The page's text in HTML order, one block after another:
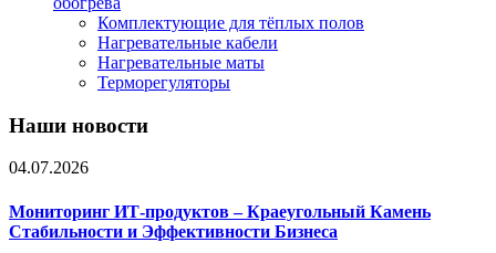
Комплектующие для тёплых полов
Нагревательные кабели
Нагревательные маты
Терморегуляторы
Наши новости
04.07.2026
Мониторинг ИТ-продуктов – Краеугольный Камень
Стабильности и Эффективности Бизнеса